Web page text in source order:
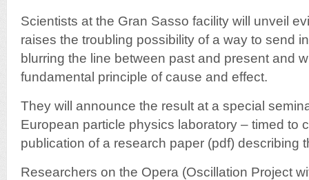
Scientists at the Gran Sasso facility will unveil
raises the troubling possibility of a way to send
blurring the line between past and present and
fundamental principle of cause and effect.
They will announce the result at a special
European particle physics laboratory – timed to
publication of a research paper (pdf) describing
Researchers on the Opera (Oscillation Project